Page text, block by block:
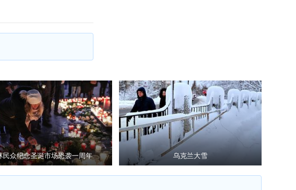
民众纪念圣诞市场恐袭一周年 乌克兰大雪